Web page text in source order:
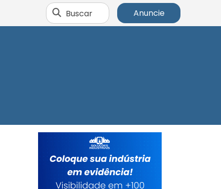
Buscar Anuncie